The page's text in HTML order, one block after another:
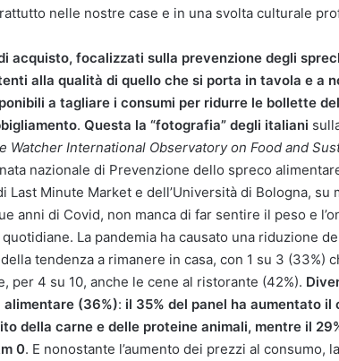
nelle nostre case e in una svolta culturale
acquisto, focalizzati sulla prevenzione degli
alla qualità di quello che si porta in tavola e a
a tagliare i consumi per ridurre le bollette
. Questa la “fotografia” degli italiani
Watcher International Observatory on Food and
nazionale di Prevenzione dello spreco
Last Minute Market e dell’Università di Bologna, su
anni di Covid, non manca di far sentire il peso e
La pandemia ha causato una riduzione
tendenza a rimanere in casa, con 1 su 3 (33%)
per 4 su 10, anche le cene al ristorante (42%).
(36%): il 35% del panel ha aumentato il
della carne e delle proteine animali, mentre il
0. E nonostante l’aumento dei prezzi al consumo,